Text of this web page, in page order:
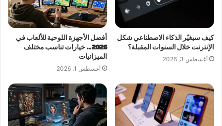
كيف سيغيّر الذكاء الاصطناعي شكل
الإنترنت خلال السنوات المقبلة؟
أغسطس 3, 2026
أفضل الأجهزة اللوحية للألعاب في
2026.. خيارات تناسب مختلف
الميزانيات
أغسطس 1, 2026